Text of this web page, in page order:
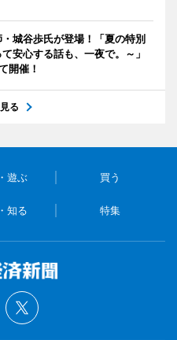
城谷歩氏が登場！「夏の特別
安心する話も、一夜で。～」
開催！
る
遊ぶ 買う
知る 特集